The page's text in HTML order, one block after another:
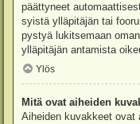
päättyneet
syistä ylläpitäjän tai
pystyä lukitsemaan
ylläpitäjän antamista
Ylös
Mitä ovat aiheiden
Aiheiden kuvakkeet ovat